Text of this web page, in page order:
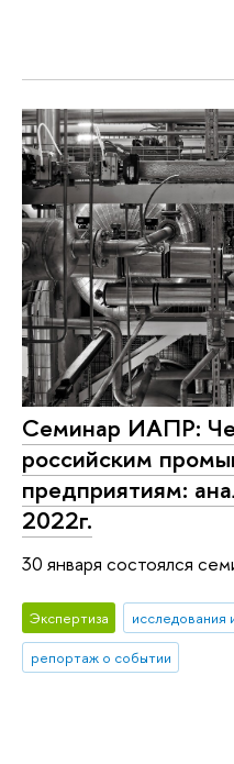
Семинар ИАПР:
российским
предприятиям:
2022г.
30 января состоялся
Экспертиза
исследования
репортаж о событии